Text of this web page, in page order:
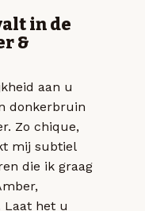
in de
&
aan u
donkerbruin
Zo chique,
mij subtiel
die ik graag
Laat het u